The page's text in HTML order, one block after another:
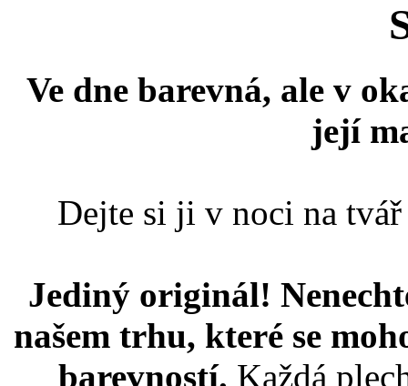
Ve dne barevná, ale v
její
Dejte si ji v noci na
Jediný originál!
našem trhu, které se
barevností. Každá